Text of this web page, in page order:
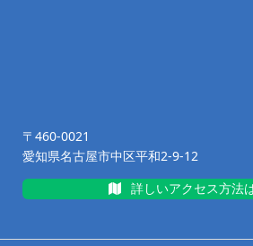
〒460-0021
愛知県名古屋市中区平和2-9-12
詳しいアクセス方法